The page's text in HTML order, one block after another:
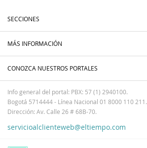
SECCIONES
MÁS INFORMACIÓN
CONOZCA NUESTROS PORTALES
Info general del portal: PBX: 57 (1) 2940100.
Bogotá 5714444 - Línea Nacional 01 8000 110 211.
Dirección: Av. Calle 26 # 68B-70.
servicioalclienteweb@eltiempo.com